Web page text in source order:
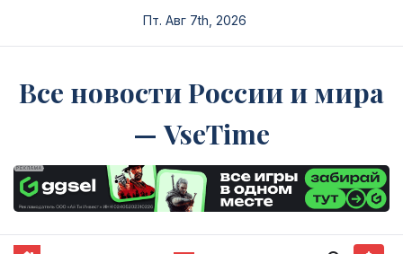
Пт. Авг 7th, 2026
Все новости России и мира
— VseTime